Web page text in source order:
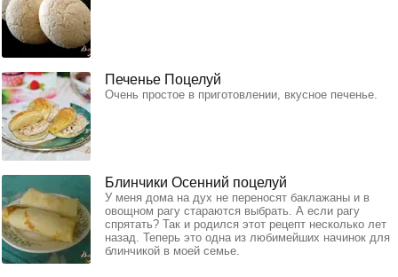
Печенье Поцелуй
Очень простое в приготовлении, вкусное печенье.
Блинчики Осенний поцелуй
У меня дома на дух не переносят баклажаны и в
овощном рагу стараются выбрать. А если рагу
спрятать? Так и родился этот рецепт несколько лет
назад. Теперь это одна из любимейших начинок для
блинчикой в моей семье.